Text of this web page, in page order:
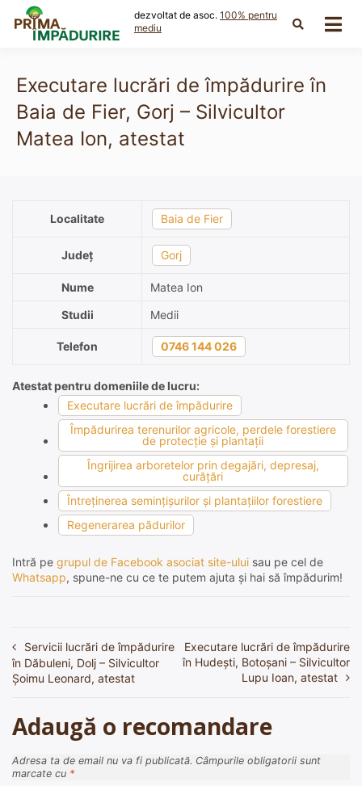
content
dezvoltat de asoc. 100% pentru
mediu
Executare lucrări de împădurire în
Baia de Fier, Gorj – Silvicultor
Matea Ion, atestat
Localitate Baia de Fier
Județ Gorj
Nume
Matea Ion
Studii
Medii
Telefon 0746 144 026
Atestat pentru domeniile de lucru:
Executare lucrări de împădurire
Împădurirea terenurilor agricole, perdele forestiere
de protecţie şi plantaţii
Îngrijirea arboretelor prin degajări, depresaj,
curăţări
Întreţinerea seminţişurilor şi plantaţiilor forestiere
Regenerarea pădurilor
Intră pe grupul de Facebook asociat site-ului sau pe cel de
Whatsapp, spune-ne cu ce te putem ajuta și hai să împădurim!
Navigare
în
Servicii lucrări de împădurire
în Dăbuleni, Dolj – Silvicultor
Şoimu Leonard, atestat
Executare lucrări de împădurire
în Hudești, Botoșani – Silvicultor
Lupu Ioan, atestat
Adaugă o recomandare
Adresa ta de email nu va fi publicată. Câmpurile obligatorii sunt
marcate cu *